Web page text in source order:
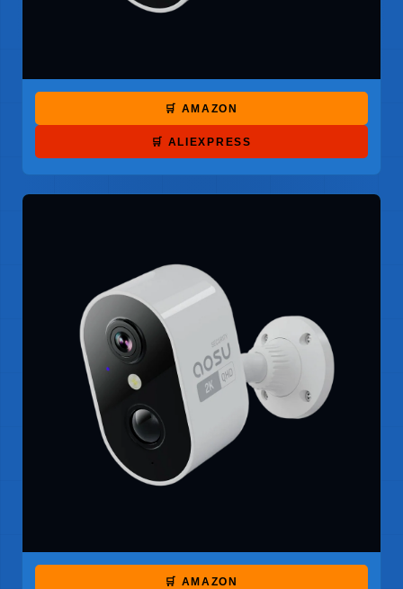
🛒 AMAZON
🛒 ALIEXPRESS
🛒 AMAZON